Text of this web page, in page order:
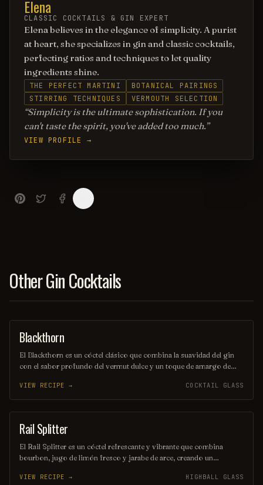
Elena
CLASSIC COCKTAILS & GIN EXPERT
Elena believes in the elegance of simplicity. A purist
at heart, she specializes in gin and classic cocktails,
perfecting ratios and techniques to let quality
ingredients shine.
THE PERFECT MARTINI
BOTANICAL PAIRINGS
STIRRING TECHNIQUES
VERMOUTH SELECTION
Simplicity is the ultimate sophistication. If you
can't taste the spirit, you've added too much.
VIEW PROFILE →
Other Gin Cocktails
ORDINARY DRINK
Blackthorn
El Blackthorn es un cóctel clásico que combina la suavidad del gin
con el sabor profundo del vermut dulce y un toque de amargo de
equilibrado, lo convierten en una opción perfecta para quienes
buscan una bebida elegante y sofisticada. Ideal para disfrutar en una
noche especial o como aperitivo antes de una cena.
VIEW RECIPE → COCKTAIL GLASS
COCKTAIL
Rail Splitter
El Rail Splitter es un cóctel refrescante y vibrante que combina
bourbon, jugo de limón fresco y jarabe de arce, creando un
rodaja de limón y una ramita de menta, este trago es ideal para
VIEW RECIPE → HIGHBALL GLASS